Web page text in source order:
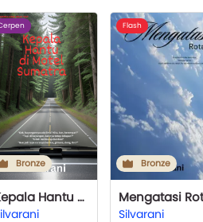
Bronze
Kepala Hantu di Motel Sumatra
Flash
Bronze
Silvarani